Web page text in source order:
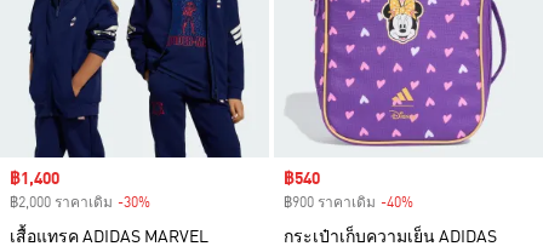
Sale price
฿1,400
฿2,000 ราคาเดิม -30%
เสื้อแทรค ADIDAS MARVEL
Sale price
฿540
฿900 ราคาเดิม -40%
กระเป๋าเก็บความเย็น ADIDAS